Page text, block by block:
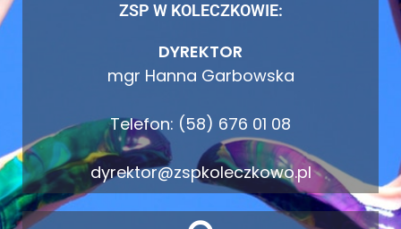
ZSP W KOLECZKOWIE:
DYREKTOR
mgr Hanna Garbowska
Telefon: (58) 676 01 08
dyrektor@zspkoleczkowo.pl